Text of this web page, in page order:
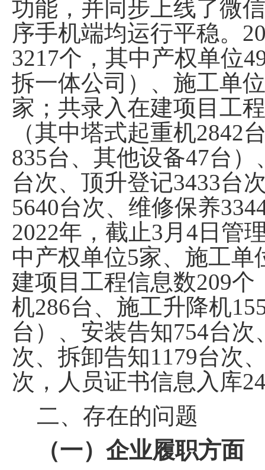
功能，并同步上线了微
序手机端均运行平稳。
3217个，其中产权单位
拆一体公司）
、施工单位
家； 共录入在建项目工
（其中塔式起重机2842
835台、 其他设备47台 ）
台次、 顶升登记3433台
5640台次、 维修保养
2022年 ， 截止3 月 4 日 管
中产权单位5家、施工单
建项目工程信息数209个
机286台、施工升降机
台 ） 、 安装告知754台次
次、 拆卸告知1179台次
次，人员证书信息入库
二、存在的问题
（一）企业履职方面